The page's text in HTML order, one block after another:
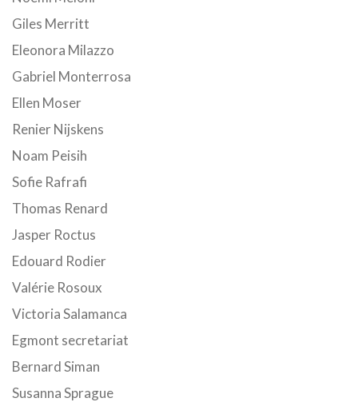
Giles Merritt
Eleonora Milazzo
Gabriel Monterrosa
Ellen Moser
Renier Nijskens
Noam Peisih
Sofie Rafrafi
Thomas Renard
Jasper Roctus
Edouard Rodier
Valérie Rosoux
Victoria Salamanca
Egmont secretariat
Bernard Siman
Susanna Sprague